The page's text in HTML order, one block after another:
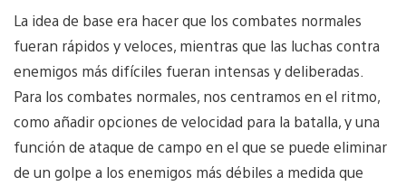
La idea de base era hacer que los combates normales
fueran rápidos y veloces, mientras que las luchas contra
enemigos más difíciles fueran intensas y deliberadas.
Para los combates normales, nos centramos en el ritmo,
como añadir opciones de velocidad para la batalla, y una
función de ataque de campo en el que se puede eliminar
de un golpe a los enemigos más débiles a medida que